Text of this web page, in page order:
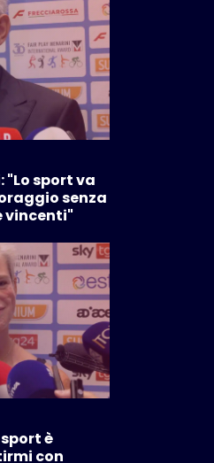
"Lo sport va
senza
vincenti"
è
con